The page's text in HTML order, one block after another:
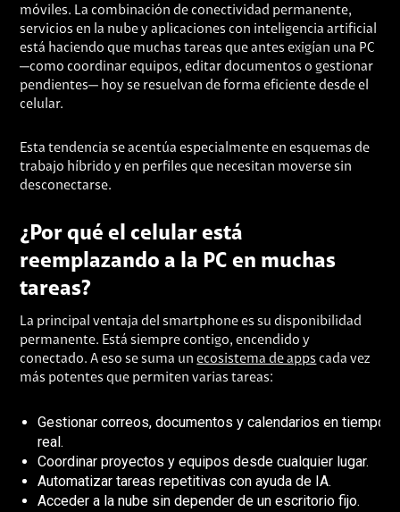
móviles. La combinación de conectividad permanente,
servicios en la nube y aplicaciones con inteligencia artificial
está haciendo que muchas tareas que antes exigían una PC
—como coordinar equipos, editar documentos o gestionar
pendientes— hoy se resuelvan de forma eficiente desde el
celular.
Esta tendencia se acentúa especialmente en esquemas de
trabajo híbrido y en perfiles que necesitan moverse sin
desconectarse.
¿Por qué el celular está
reemplazando a la PC en muchas
tareas?
La principal ventaja del smartphone es su disponibilidad
permanente. Está siempre contigo, encendido y
conectado. A eso se suma un ecosistema de apps cada vez
más potentes que permiten varias tareas:
Gestionar correos, documentos y calendarios en tiempo
real.
Coordinar proyectos y equipos desde cualquier lugar.
Automatizar tareas repetitivas con ayuda de IA.
Acceder a la nube sin depender de un escritorio fijo.